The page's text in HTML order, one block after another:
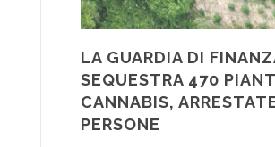
LA GUARDIA DI
SEQUESTRA 470
CANNABIS,
PERSONE